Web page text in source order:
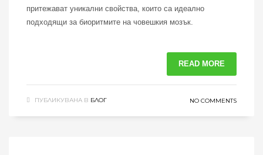
притежават уникални свойства, които са идеално
подходящи за биоритмите на човешкия мозък.
READ MORE
ПУБЛИКУВАНА В БЛОГ NO COMMENTS